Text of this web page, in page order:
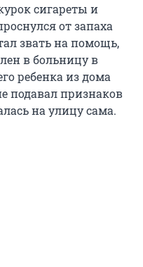
сигареты и
от запаха
звать на помощь,
в больницу в
ребенка из дома
подавал признаков
на улицу сама.